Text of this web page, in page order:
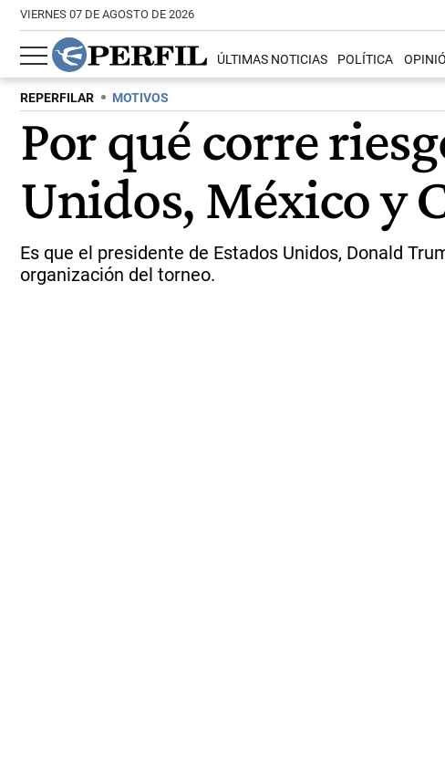
VIERNES 07 DE AGOSTO DE 2026
ÚLTIMAS NOTICIAS POLÍTICA
REPERFILAR MOTIVOS
Por qué corre
Unidos, México y
Es que el presidente de Estados Unidos, Donald
organización del torneo.